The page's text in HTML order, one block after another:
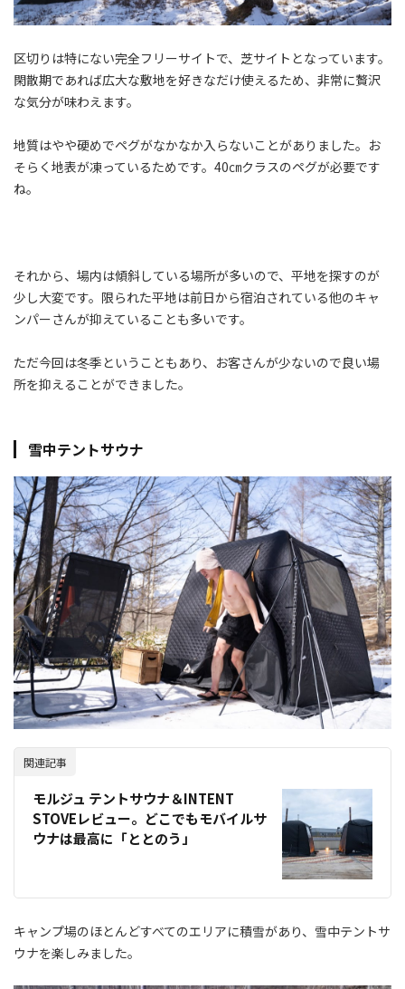
区切りは特にない完全フリーサイトで、芝サイトとなっています。
閑散期であれば広大な敷地を好きなだけ使えるため、非常に贅沢
な気分が味わえます。
地質はやや硬めでペグがなかなか入らないことがありました。お
そらく地表が凍っているためです。40㎝クラスのペグが必要です
ね。
それから、場内は傾斜している場所が多いので、平地を探すのが
少し大変です。限られた平地は前日から宿泊されている他のキャ
ンパーさんが抑えていることも多いです。
ただ今回は冬季ということもあり、お客さんが少ないので良い場
所を抑えることができました。
雪中テントサウナ
関連記事
モルジュ テントサウナ＆INTENT
STOVEレビュー。どこでもモバイルサ
ウナは最高に「ととのう」
キャンプ場のほとんどすべてのエリアに積雪があり、雪中テントサ
ウナを楽しみました。